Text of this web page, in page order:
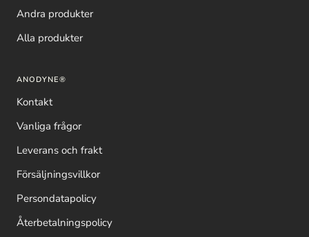
Andra produkter
Alla produkter
ANODYNE®
Kontakt
Vanliga frågor
Leverans och frakt
Försäljningsvillkor
Persondatapolicy
Återbetalningspolicy